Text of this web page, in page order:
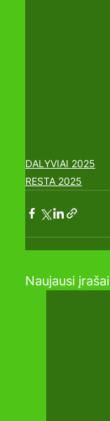
DALYVIAI 2025
RESTA 2025
Naujausi įrašai